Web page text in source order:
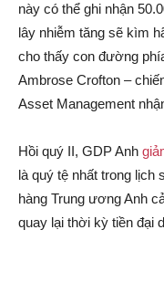
này có thể ghi nhận
lây nhiễm tăng sẽ kìm
cho thấy con đường
Ambrose Crofton –
Asset Management
Hồi quý II, GDP Anh
là quý tệ nhất trong lịch
hàng Trung ương Anh
quay lại thời kỳ tiền đại